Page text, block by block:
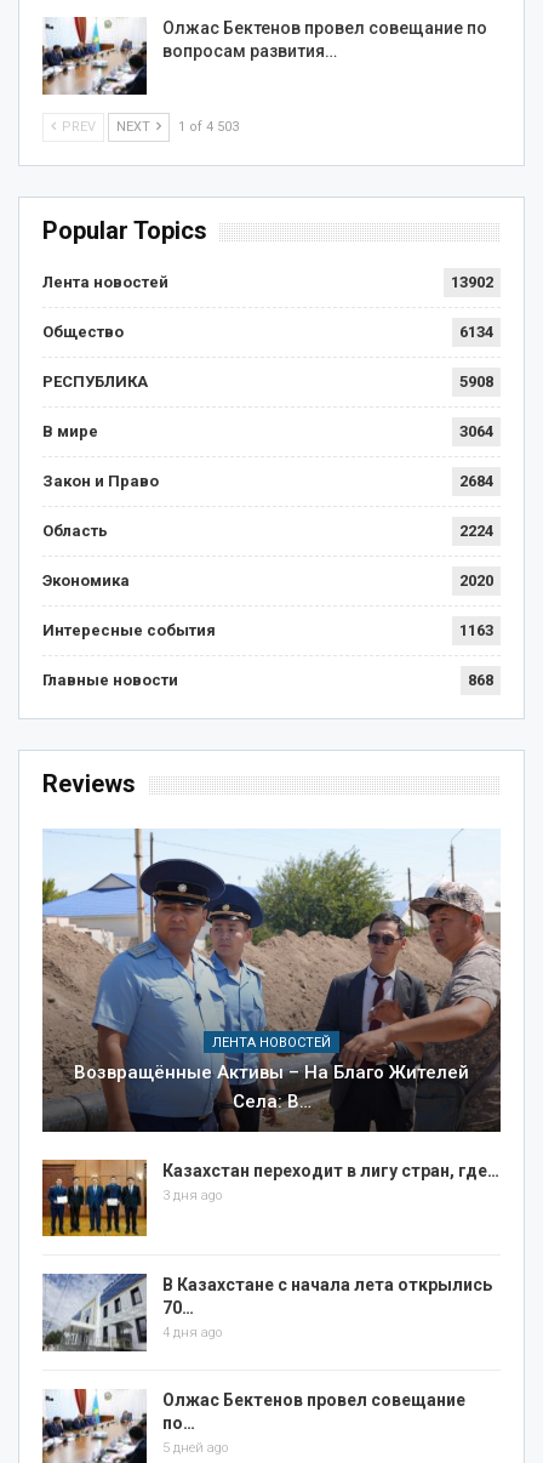
Олжас Бектенов провел совещание по
вопросам развития…
PREV NEXT 1 of 4 503
Popular Topics
Лента новостей 13902
Общество 6134
РЕСПУБЛИКА 5908
В мире 3064
Закон и Право 2684
Область 2224
Экономика 2020
Интересные события 1163
Главные новости 868
Reviews
ЛЕНТА НОВОСТЕЙ
Возвращённые Активы – На Благо Жителей
Села: В…
Казахстан переходит в лигу стран, где…
3 дня ago
В Казахстане с начала лета открылись
70…
4 дня ago
Олжас Бектенов провел совещание
по…
5 дней ago